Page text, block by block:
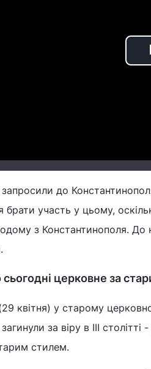
до
брати участь у цьому,
з Константинополя. До
сьогодні церковне за
квітня) у старому
загинули за віру в III
стилем.